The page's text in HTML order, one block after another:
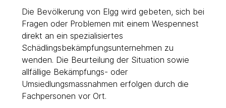
Die Bevölkerung von Elgg wird gebeten, sich bei
Fragen oder Problemen mit einem Wespennest
direkt an ein spezialisiertes
Schädlingsbekämpfungsunternehmen zu
wenden. Die Beurteilung der Situation sowie
allfällige Bekämpfungs- oder
Umsiedlungsmassnahmen erfolgen durch die
Fachpersonen vor Ort.